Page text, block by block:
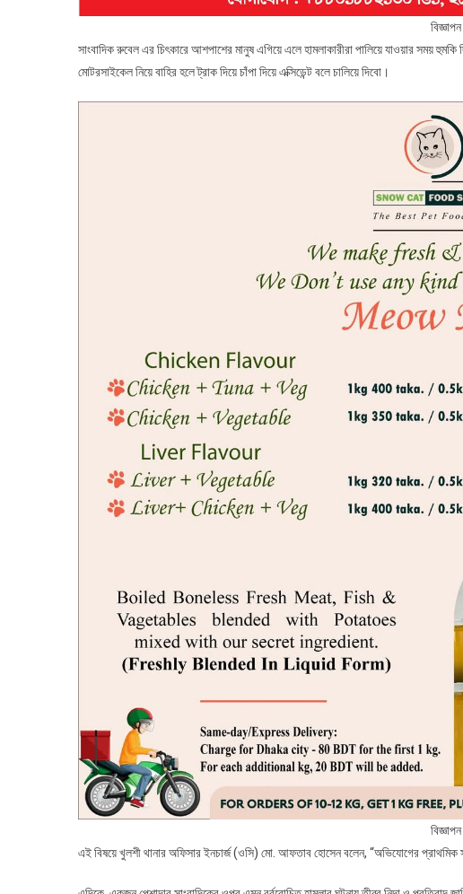
বিজ্ঞাপন
সাংবাদিক রুবেল এর চিৎকারে আশপাশের মানুষ এগিয়ে এলে হামলাকারীরা পালিয়ে যাওয়ার সময়
মোটরসাইকেল নিয়ে বাহির হলে ট্রাক দিয়ে চাঁপা দিয়ে এক্সিডেন্ট বলে চালিয়ে দিবো।
বিজ্ঞাপন
এই বিষয়ে খুলশী থানার অফিসার ইনচার্জ (ওসি) মো. আফতাব হোসেন বলেন, “অভিযোগের